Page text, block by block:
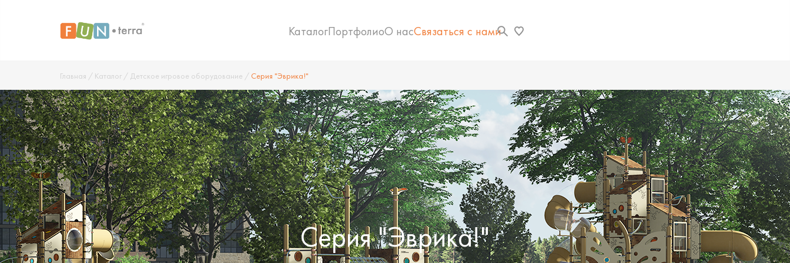
КаталогПортфолиоО насСвязаться с нами
Главная / Каталог / Детское игровое оборудование / Серия "Эврика!"
Серия "Эврика!"